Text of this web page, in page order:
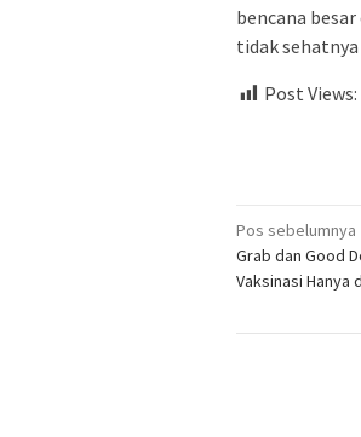
bencana
tidak
Post Views:
Navigasi
pos
Pos sebelumnya
Grab dan Good
Vaksinasi Hanya